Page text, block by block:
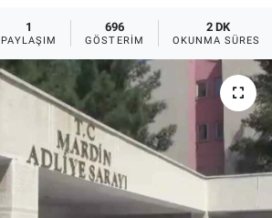
1
PAYLAŞIM
696
GÖSTERIM
2 DK
OKUNMA SÜRESI